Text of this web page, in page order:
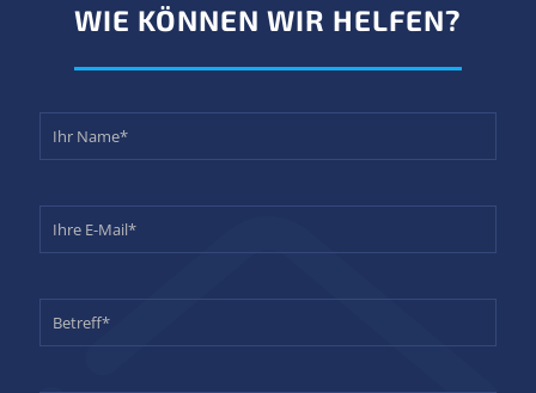
WIE KÖNNEN WIR HELFEN?